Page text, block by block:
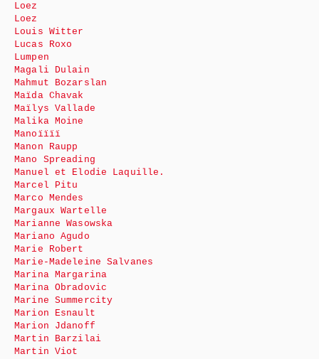
Loez
Loez
Louis Witter
Lucas Roxo
Lumpen
Magali Dulain
Mahmut Bozarslan
Maïda Chavak
Maïlys Vallade
Malika Moine
Manoïïïï
Manon Raupp
Mano Spreading
Manuel et Elodie Laquille.
Marcel Pitu
Marco Mendes
Margaux Wartelle
Marianne Wasowska
Mariano Agudo
Marie Robert
Marie-Madeleine Salvanes
Marina Margarina
Marina Obradovic
Marine Summercity
Marion Esnault
Marion Jdanoff
Martin Barzilai
Martin Viot